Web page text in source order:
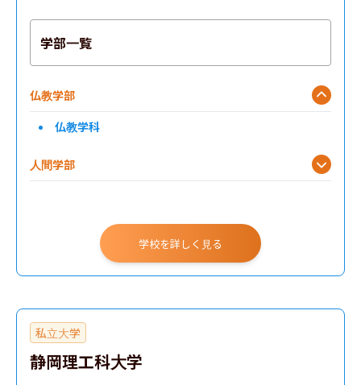
学部一覧
仏教学部
仏教学科
人間学部
学校を詳しく見る
私立大学
静岡理工科大学